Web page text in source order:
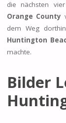
die nächsten
Orange County
dem Weg
Huntington
machte.
Bilder